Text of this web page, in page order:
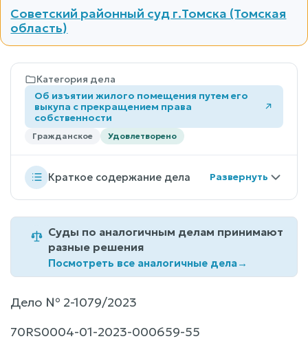
Советский районный суд г.Томска (Томская
область)
Категория дела
Об изъятии жилого помещения путем его
выкупа с прекращением права
собственности
Гражданское Удовлетворено
Краткое содержание дела
Суды по аналогичным делам принимают
разные решения
Посмотреть все аналогичные дела→
Дело № 2-1079/2023
70RS0004-01-2023-000659-55